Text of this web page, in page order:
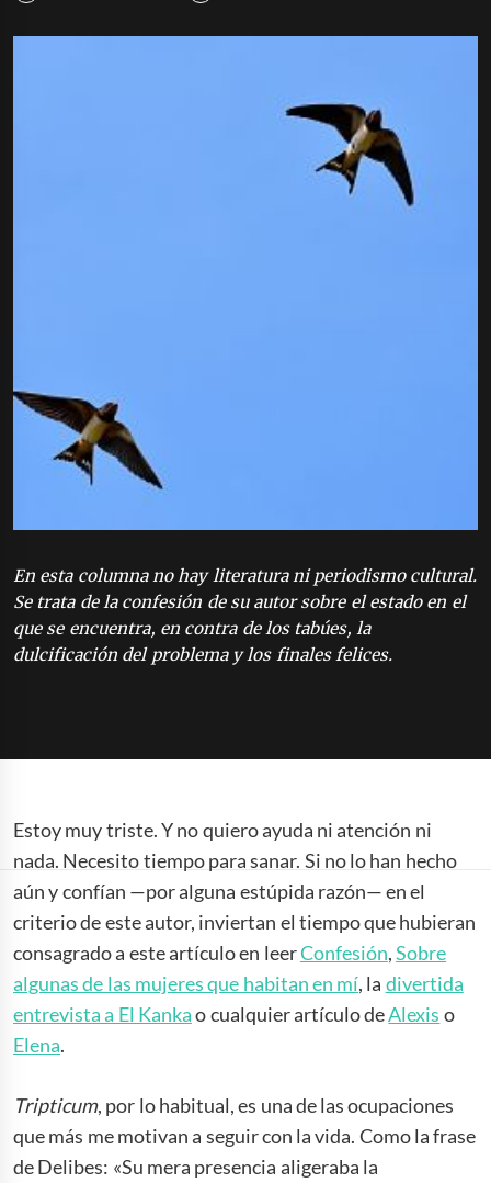
En esta columna no hay literatura ni periodismo cultural.
Se trata de la confesión de su autor sobre el estado en el
que se encuentra, en contra de los tabúes, la
dulcificación del problema y los finales felices.
Estoy muy triste. Y no quiero ayuda ni atención ni
nada. Necesito tiempo para sanar. Si no lo han hecho
aún y confían —por alguna estúpida razón— en el
criterio de este autor, inviertan el tiempo que hubieran
consagrado a este artículo en leerConfesión,Sobre
algunas de las mujeres que habitan en mí, la divertida
entrevista a El Kankao cualquier artículo deAlexis o
Elena.
Tripticum, por lo habitual, es una de las ocupaciones
que más me motivan a seguir con la vida. Como la frase
de Delibes: «Su mera presencia aligeraba la